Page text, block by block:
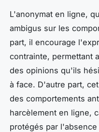
L'anonymat en ligne,
ambigus sur les
part, il encourage
contrainte, permettant
des opinions qu'ils
à face. D'autre part,
des comportements
harcèlement en ligne,
protégés par